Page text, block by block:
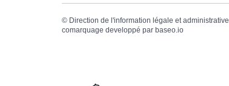
© Direction de l'information légale et administrative
comarquage developpé par baseo.io